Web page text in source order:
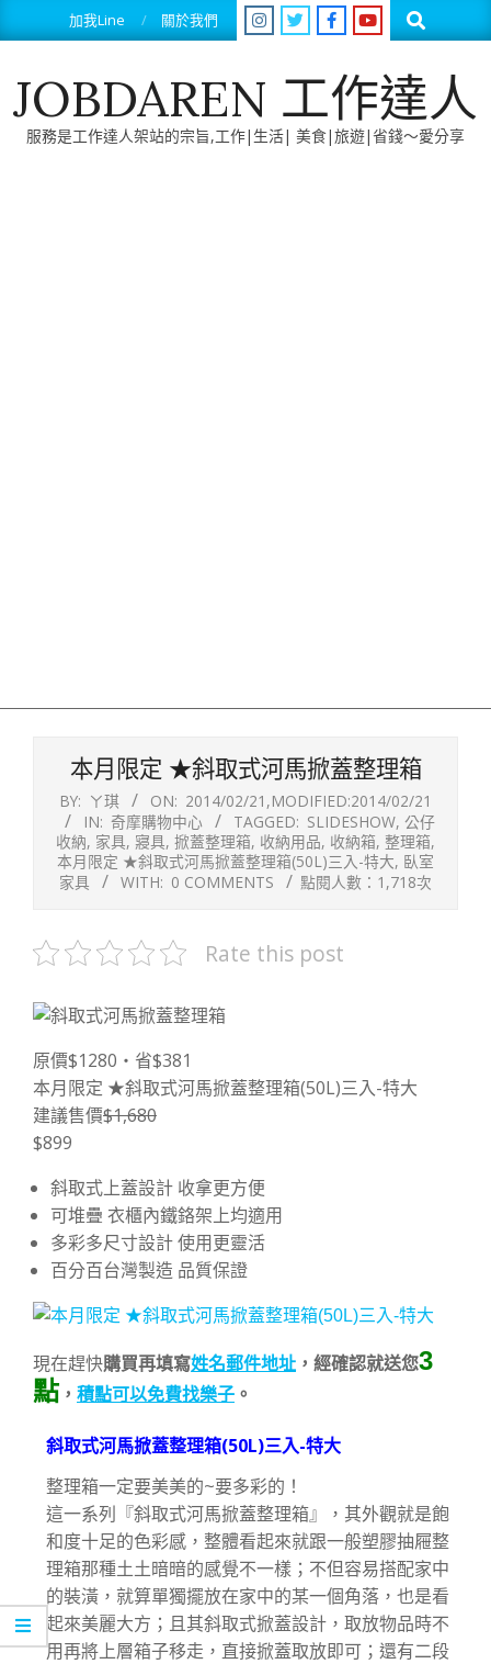
to
加我Line 關於我們 Search
JOBDAREN 工作達人
服務是工作達人架站的宗旨,工作|生活| 美食|旅遊|省錢～愛分享
本月限定 ★斜取式河馬掀蓋整理箱
BY: ㄚ琪 ON: 2014/02/21 ,MODIFIED:2014/02/21
IN: 奇摩購物中心 TAGGED: SLIDESHOW, 公仔
收納, 家具, 寢具, 掀蓋整理箱, 收納用品, 收納箱, 整理箱,
本月限定 ★斜取式河馬掀蓋整理箱(50L)三入-特大, 臥室
家具
WITH: 0 COMMENTS 點閱人數：1,718次
Rate this post
原價$1280‧省$381
本月限定 ★斜取式河馬掀蓋整理箱(50L)三入-特大
建議售價$1,680
$899
斜取式上蓋設計 收拿更方便
可堆疊 衣櫃內鐵鉻架上均適用
多彩多尺寸設計 使用更靈活
百分百台灣製造 品質保證
現在趕快購買再填寫姓名郵件地址 ，經確認就送您3
點 ， 積點可以免費找樂子 。
斜取式河馬掀蓋整理箱(50L)三入-特大
整理箱一定要美美的~要多彩的！
這一系列『斜取式河馬掀蓋整理箱』，其外觀就是飽
和度十足的色彩感，整體看起來就跟一般塑膠抽屜整
理箱那種土土暗暗的感覺不一樣；不但容易搭配家中
的裝潢，就算單獨擺放在家中的某一個角落，也是看
起來美麗大方；且其斜取式掀蓋設計，取放物品時不
用再將上層箱子移走，直接掀蓋取放即可；還有二段